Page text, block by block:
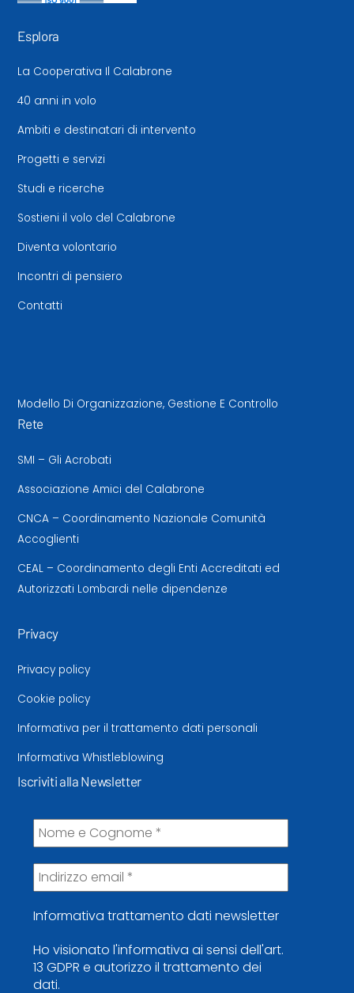
Esplora
La Cooperativa Il Calabrone
40 anni in volo
Ambiti e destinatari di intervento
Progetti e servizi
Studi e ricerche
Sostieni il volo del Calabrone
Diventa volontario
Incontri di pensiero
Contatti
Modello Di Organizzazione, Gestione E Controllo
Rete
SMI – Gli Acrobati
Associazione Amici del Calabrone
CNCA – Coordinamento Nazionale Comunità
Accoglienti
CEAL – Coordinamento degli Enti Accreditati ed
Autorizzati Lombardi nelle dipendenze
Privacy
Privacy policy
Cookie policy
Informativa per il trattamento dati personali
Informativa Whistleblowing
Iscriviti alla Newsletter
Informativa trattamento dati newsletter
Ho visionato l'informativa ai sensi dell'art.
13 GDPR e autorizzo il trattamento dei
dati.